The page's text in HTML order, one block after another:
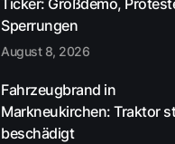
Ticker: Großdemo,
Sperrungen
August 8, 2026
Fahrzeugbrand in
Markneukirchen: Traktor
beschädigt